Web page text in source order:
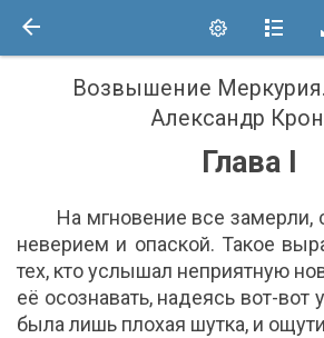
Возвышение Меркурия.
Александр
Глава I
На мгновение все замерли,
неверием и опаской. Такое
тех, кто услышал неприятную
её осознавать, надеясь вот-вот
была лишь плохая шутка, и